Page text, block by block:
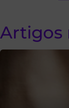
Artigos